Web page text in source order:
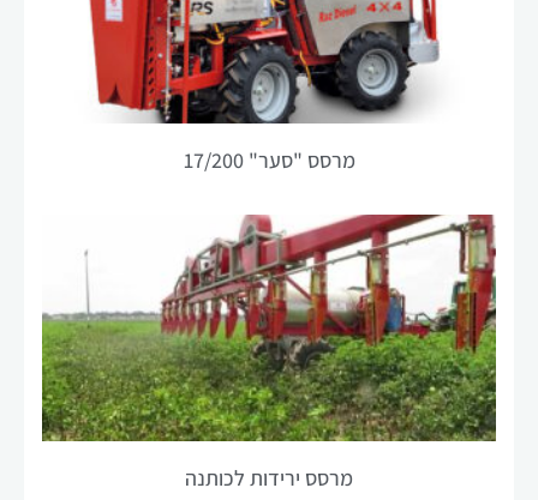
מרסס "סער" 17/200
מרסס ירידות לכותנה
והמבנה של
האתר,
בהתבסס על
אופן השימוש
באתר.
על מנת
שהאתר שלנו
יפעל בצורה
הטובה ביותר
האפשרית
במהלך ביקורך.
אם תסרב
לקבל קובצי
Cookie אלה,
חלק